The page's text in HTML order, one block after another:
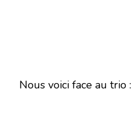
Nous voici face au trio :